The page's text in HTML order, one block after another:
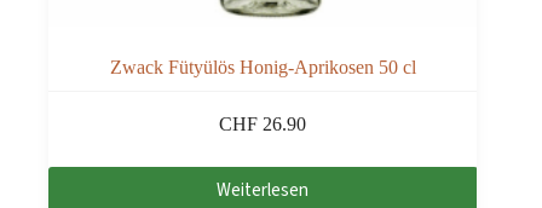
Zwack Fütyülös Honig-Aprikosen 50 cl
CHF 26.90
Weiterlesen